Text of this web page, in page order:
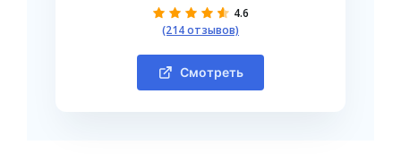
4.6
(214 отзывов)
Смотреть